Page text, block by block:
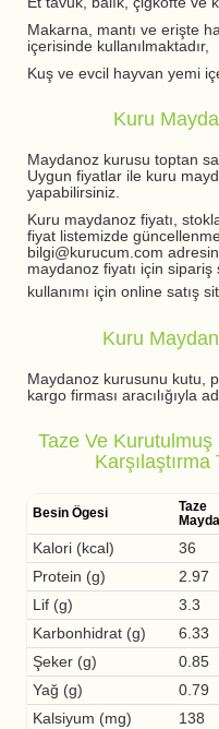
Makarna, mantı ve erişte
içerisinde kullanılmaktadır,
Kuş ve evcil hayvan yemi
Kuru
Maydanoz kurusu toptan
Uygun fiyatlar ile kuru
yapabilirsiniz.
Kuru maydanoz fiyatı,
fiyat listemizde
bilgi@kurucum.com
maydanoz fiyatı için
kullanımı için online satış
Kuru
Maydanoz kurusunu kutu,
kargo firması aracılığıyla
Taze Ve
Besin Ögesi
Taze
Kalori (kcal) 36
Protein (g)
2.97
Lif (g)
3.3
Karbonhidrat (g)
6.33
Şeker (g)
0.85
Yağ (g)
0.79
Kalsiyum (mg)
138